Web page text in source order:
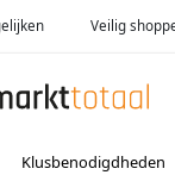
Veilig
Klusbenodigdheden